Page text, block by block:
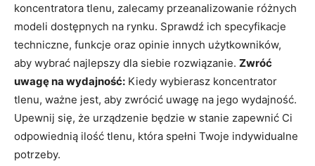
koncentratora tlenu, zalecamy ‍przeanalizowanie różnych
modeli dostępnych‌ na rynku. ⁢Sprawdź ich specyfikacje
techniczne, funkcje oraz opinie innych użytkowników,
aby wybrać ​najlepszy dla siebie rozwiązanie. Zwróć
uwagę ⁢na wydajność: Kiedy wybierasz koncentrator
tlenu, ważne jest, aby zwrócić uwagę na jego wydajność.
Upewnij się, że urządzenie będzie w stanie zapewnić​ Ci
odpowiednią‌ ilość tlenu, która spełni ‌Twoje indywidualne
potrzeby.